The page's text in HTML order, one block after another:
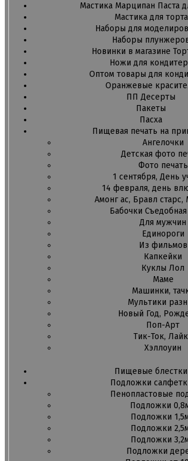
Мастика Марципан Паста
Мастика для торта
Наборы для
Наборы
Новинки в магазине
Ножи для
Оптом товары для
Оранжевые
ПП Десерты
Пакеты
Пасха
Пищевая печать на
Ангелочки
Детская фото
Фото печать
1 сентября, День
14 февраля, день
Амонг ас, Бравл
Бабочки Съедобная
Для мужчин
Единороги
Из фильмов
Капкейки
Куклы Лол
Маме
Машинки,
Мультики
Новый Год,
Поп-Арт
Тик-Ток,
Хэллоуин
Пищевые блестки
Подложки
Пенопластовые
Подложки
Подложки
Подложки
Подложки
Подложки